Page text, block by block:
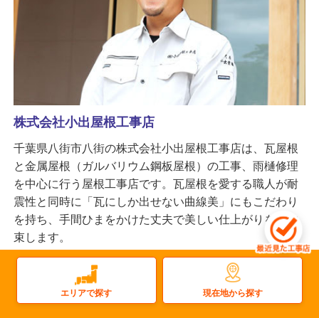
更新日：2026.07.24
雨樋 屋上防水
株式会社小出屋根工事店
千葉県八街市八街の株式会社小出屋根工事店は、瓦屋根
と金属屋根（ガルバリウム鋼板屋根）の工事、雨樋修理
を中心に行う屋根工事店です。瓦屋根を愛する職人が耐
震性と同時に「瓦にしか出せない曲線美」にもこだわり
を持ち、手間ひまをかけた丈夫で美しい仕上がりをお約
束します。
エリアで探す 現在地から探す